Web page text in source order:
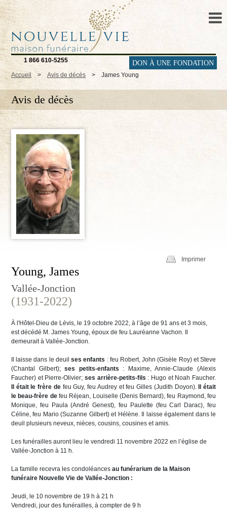
1 866 610-5255 DON À UNE FONDATION
Accueil > Avis de décès > James Young
Avis de décès
Imprimer
Young, James
Vallée-Jonction
(1931-2022)
À l'Hôtel-Dieu de Lévis, le 19 octobre 2022, à l’âge de 91 ans et 3 mois,
est décédé M. James Young, époux de feu Lauréanne Vachon. Il
demeurait à Vallée-Jonction.
Il laisse dans le deuilses enfants : feu Robert, John (Gisèle Roy) et Steve
(Chantal Gilbert);ses petits-enfants : Maxime, Annie-Claude (Alexis
Faucher) et Pierre-Olivier; ses arrière-petits-fils : Hugo et Noah Faucher.
Il était le frère defeu Guy, feu Audrey et feu Gilles (Judith Doyon).
Il était
le beau-frère defeu Réjean, Louiselle (Denis Bernard), feu Raymond, feu
Monique, feu Paula (André Genest), feu Paulette (feu Carl Darac), feu
Céline, feu Mario (Suzanne Gilbert) et Hélène. Il laisse également dans le
deuil plusieurs neveux, nièces, cousins, cousines et amis.
Les funérailles auront lieu le vendredi 11 novembre 2022 en l’église de
Vallée-Jonction à 11 h.
La famille recevra les condoléances au funérarium de la Maison
funéraire Nouvelle Vie de Vallée-Jonction :
Jeudi, le 10 novembre de 19 h à 21 h
Vendredi, jour des funérailles, à compter de 9 h